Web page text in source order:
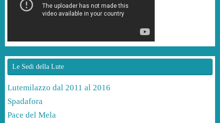
Le Sedi della Lute
Lutemilazzo dal 2011 al 2016
Spadafora
Pace del Mela